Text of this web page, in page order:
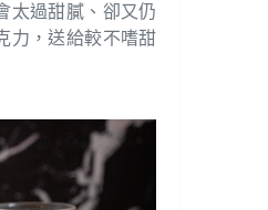
太過甜膩、卻又仍
力，送給較不嗜甜